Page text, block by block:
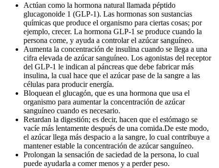
Actúan como la hormona natural llamada péptido
glucagonoide 1 (GLP-1). Las hormonas son sustancias
químicas que produce el organismo para ciertas cosas; por
ejemplo, crecer. La hormona GLP-1 se produce cuando la
persona come, y ayuda a controlar el azúcar sanguíneo.
Aumenta la concentración de insulina cuando se llega a una
cifra elevada de azúcar sanguíneo. Los agonistas del receptor
del GLP-1 le indican al páncreas que debe fabricar más
insulina, la cual hace que el azúcar pase de la sangre a las
células para producir energía.
Bloquean el glucagón, que es una hormona que usa el
organismo para aumentar la concentración de azúcar
sanguíneo cuando es necesario.
Retardan la digestión; es decir, hacen que el estómago se
vacíe más lentamente después de una comida.De este modo,
el azúcar llega más despacio a la sangre, lo cual contribuye a
mantener estable la concentración de azúcar sanguíneo.
Prolongan la sensación de saciedad de la persona, lo cual
puede ayudarla a comer menos y a perder peso.